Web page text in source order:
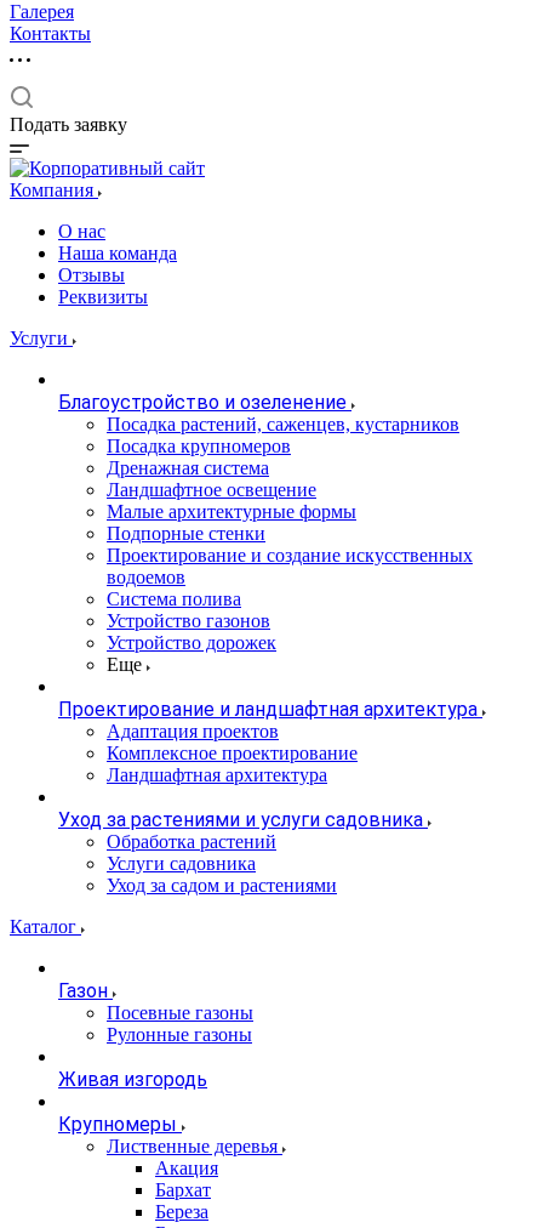
Галерея
Контакты
Подать заявку
Компания
О нас
Наша команда
Отзывы
Реквизиты
Услуги
Благоустройство и озеленение
Посадка растений, саженцев, кустарников
Посадка крупномеров
Дренажная система
Ландшафтное освещение
Малые архитектурные формы
Подпорные стенки
Проектирование и создание искусственных
водоемов
Система полива
Устройство газонов
Устройство дорожек
Еще
Проектирование и ландшафтная архитектура
Адаптация проектов
Комплексное проектирование
Ландшафтная архитектура
Уход за растениями и услуги садовника
Обработка растений
Услуги садовника
Уход за садом и растениями
Каталог
Газон
Посевные газоны
Рулонные газоны
Живая изгородь
Крупномеры
Лиственные деревья
Акация
Бархат
Береза